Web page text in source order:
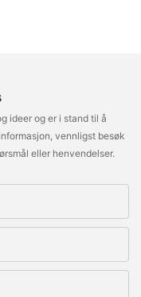
ideer og er i stand til å
vennligst besøk
eller henvendelser.